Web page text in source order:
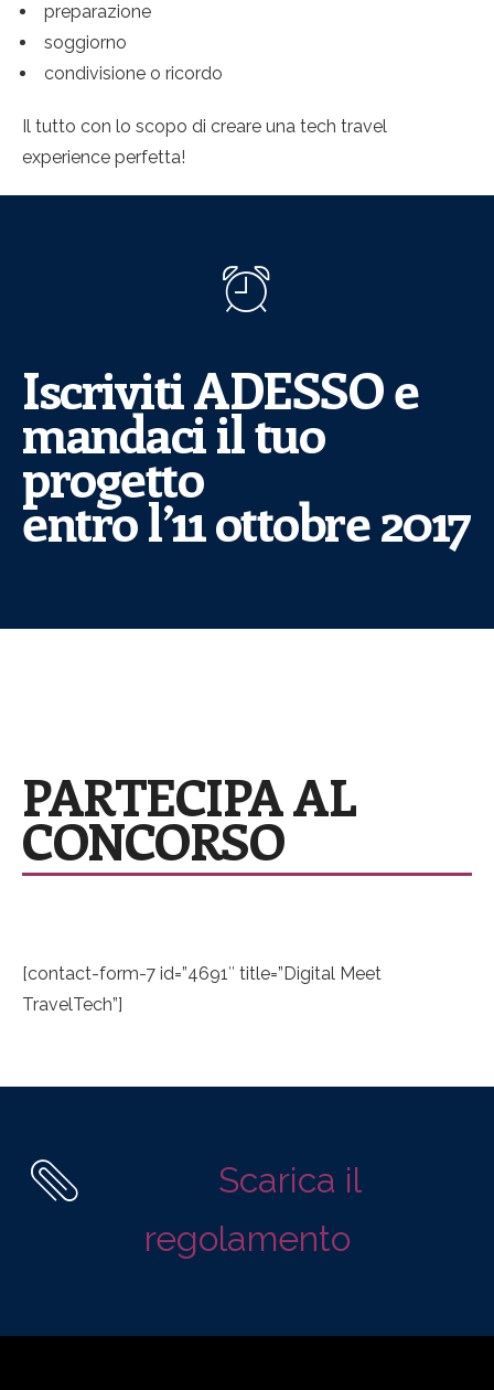
preparazione
soggiorno
condivisione o ricordo
Il tutto con lo scopo di creare una tech travel
experience perfetta!
Iscriviti ADESSO e
mandaci il tuo
progetto
entro l’11 ottobre 2017
PARTECIPA AL
CONCORSO
[contact-form-7 id=”4691″ title=”Digital Meet
TravelTech”]
Scarica il
regolamento